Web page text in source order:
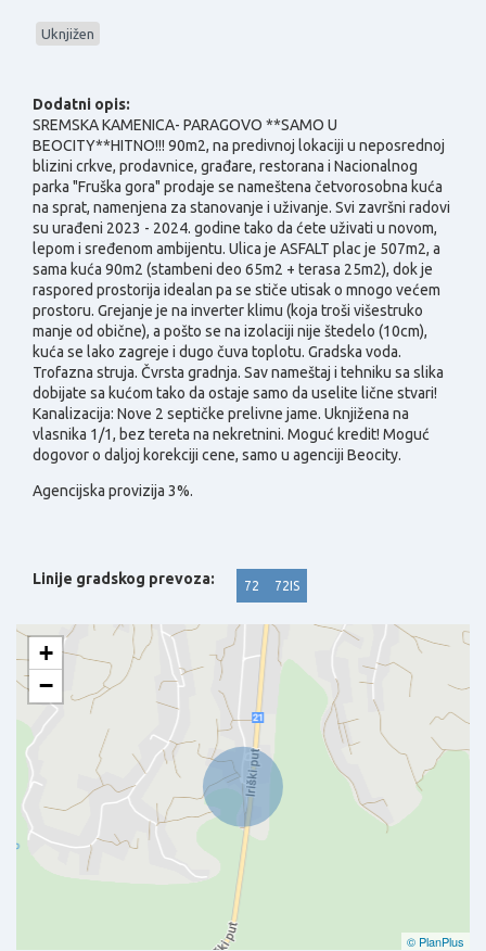
Uknjižen
Dodatni opis:
SREMSKA KAMENICA- PARAGOVO **SAMO U
BEOCITY**HITNO!!! 90m2, na predivnoj lokaciji u neposrednoj
blizini crkve, prodavnice, građare, restorana i Nacionalnog
parka "Fruška gora" prodaje se nameštena četvorosobna kuća
na sprat, namenjena za stanovanje i uživanje. Svi završni radovi
su urađeni 2023 - 2024. godine tako da ćete uživati u novom,
lepom i sređenom ambijentu. Ulica je ASFALT plac je 507m2, a
sama kuća 90m2 (stambeni deo 65m2 + terasa 25m2), dok je
raspored prostorija idealan pa se stiče utisak o mnogo većem
prostoru. Grejanje je na inverter klimu (koja troši višestruko
manje od obične), a pošto se na izolaciji nije štedelo (10cm),
kuća se lako zagreje i dugo čuva toplotu. Gradska voda.
Trofazna struja. Čvrsta gradnja. Sav nameštaj i tehniku sa slika
dobijate sa kućom tako da ostaje samo da uselite lične stvari!
Kanalizacija: Nove 2 septičke prelivne jame. Uknjižena na
vlasnika 1/1, bez tereta na nekretnini. Moguć kredit! Moguć
dogovor o daljoj korekciji cene, samo u agenciji Beocity.
Agencijska provizija 3%.
Linije gradskog prevoza: 72 72IS
+
−
© PlanPlus